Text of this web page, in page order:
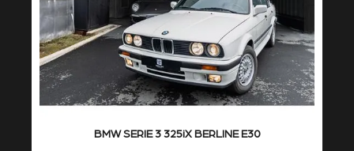
BMW SERIE 3 325iX BERLINE E30